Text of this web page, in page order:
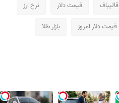
قالیباف قیمت دلار نرخ ارز
قیمت دلار امروز بازار طلا